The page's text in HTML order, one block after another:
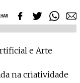
e Arte
na criatividade